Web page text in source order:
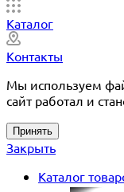
Каталог
Контакты
Мы используем
сайт работал и
Принять
Закрыть
Каталог